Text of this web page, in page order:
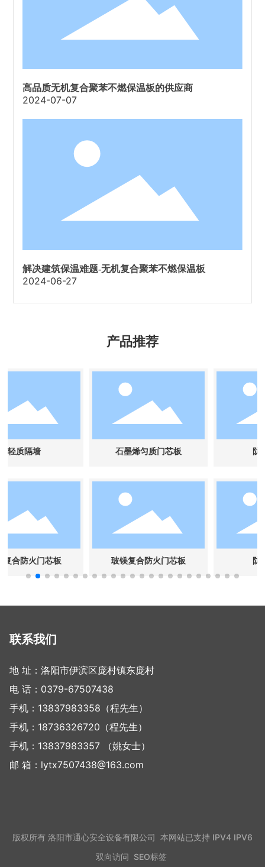
高品质无机复合聚苯不燃保温板的供应商
2024-07-07
解决建筑保温难题-无机复合聚苯不燃保温板
2024-06-27
产品推荐
石墨烯匀质门芯板
板 玻镁复合防火门芯板
联系我们
地 址：洛阳市伊滨区庞村镇东庞村
电 话： 0379-67507438
手机： 13837983358 （程先生）
手机： 18736326720 （程先生）
手机： 13837983357（姚女士）
邮 箱： lytx7507438@163.com
版权所有 洛阳市通心安全设备有限公司 本网站已支持 IPV4 IPV6
双向访问 SEO标签